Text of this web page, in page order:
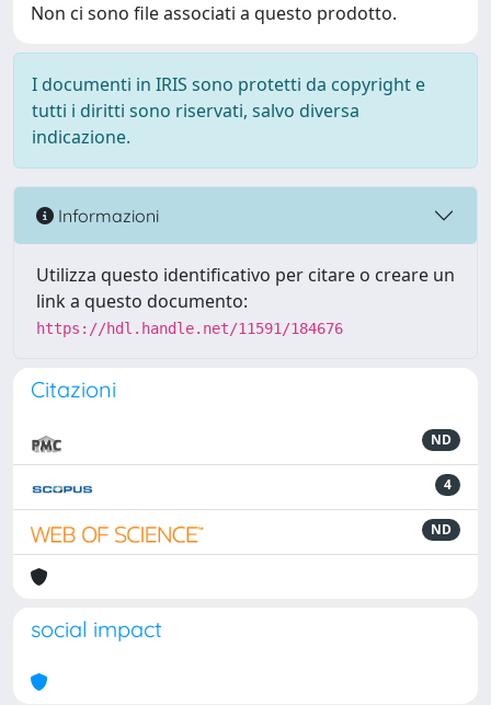
Non ci sono file associati a questo prodotto.
I documenti in IRIS sono protetti da copyright e
tutti i diritti sono riservati, salvo diversa
indicazione.
Informazioni
Utilizza questo identificativo per citare o creare un
link a questo documento:
https://hdl.handle.net/11591/184676
Citazioni
ND
4
ND
social impact